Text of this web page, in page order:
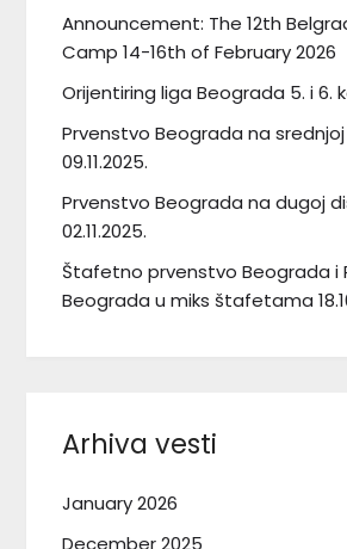
Announcement: The 12th
Camp 14-16th of February 2026
Orijentiring liga Beograda 5. i 6.
Prvenstvo Beograda na
09.11.2025.
Prvenstvo Beograda na dugoj
02.11.2025.
Štafetno prvenstvo Beograda i
Beograda u miks štafetama
Arhiva vesti
January 2026
December 2025